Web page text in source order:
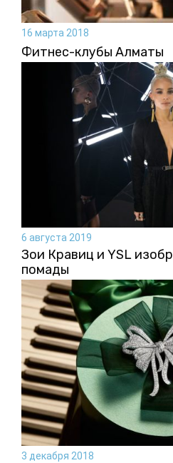
16 марта 2018
Фитнес-клубы Алматы
6 августа 2019
Зои Кравиц и YSL
помады
3 декабря 2018